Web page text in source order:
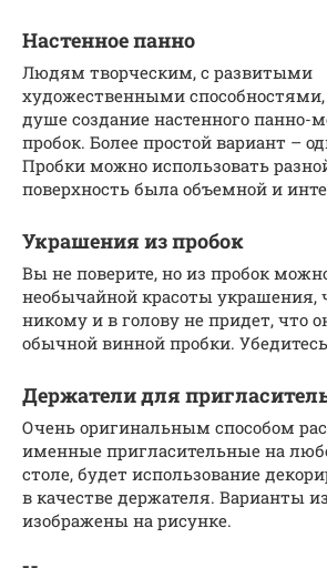
Настенное панно
Людям творческим, с развитыми
художественными
душе создание настенного панно-
пробок. Более простой вариант –
Пробки можно использовать
поверхность была объемной и
Украшения из пробок
Вы не поверите, но из пробок
необычайной красоты украшения,
никому и в голову не придет, что
обычной винной пробки.
Держатели для
Очень оригинальным способом
именные пригласительные на
столе, будет использование
в качестве держателя. Варианты
изображены на рисунке.